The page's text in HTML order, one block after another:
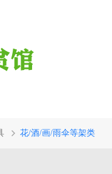
花/酒/画/雨伞等架类